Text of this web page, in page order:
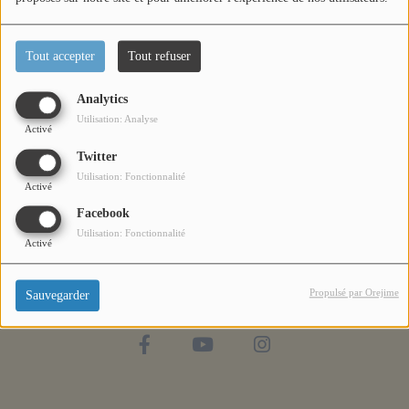
Tout accepter Tout refuser
Analytics
Activé
Utilisation: Analyse
Twitter
Activé
Utilisation: Fonctionnalité
Facebook
Activé
Utilisation: Fonctionnalité
Sauvegarder Propulsé par Orejime
Titres diffusés
Partenaires